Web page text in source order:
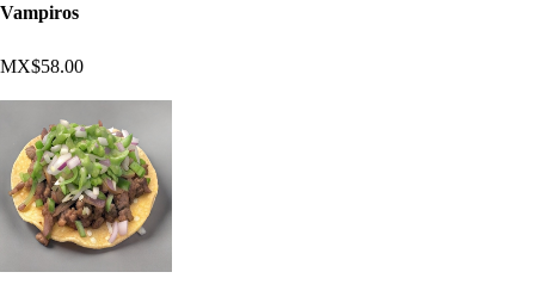
Vampiros
MX$58.00